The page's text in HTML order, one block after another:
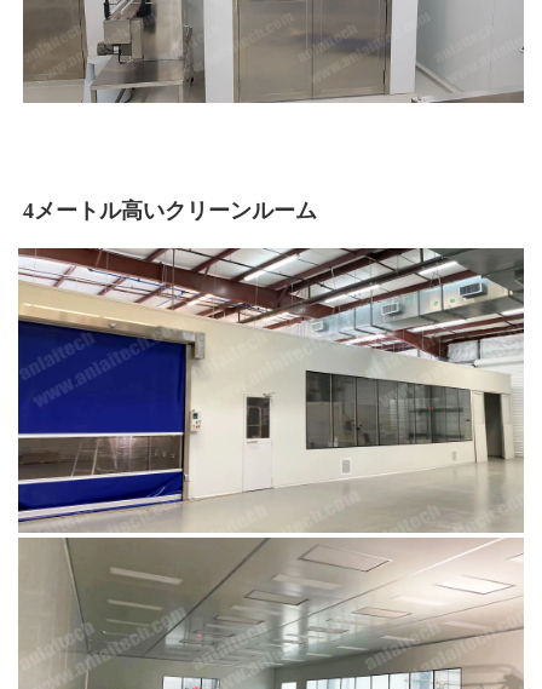
4メートル高いクリーンルーム